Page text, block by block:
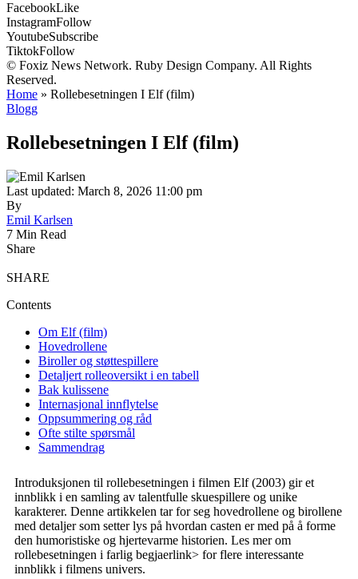
FacebookLike
InstagramFollow
YoutubeSubscribe
TiktokFollow
© Foxiz News Network. Ruby Design Company. All Rights
Reserved.
Home » Rollebesetningen I Elf (film)
Blogg
Rollebesetningen I Elf (film)
Last updated: March 8, 2026 11:00 pm
By
Emil Karlsen
7 Min Read
Share
SHARE
Contents
Om Elf (film)
Hovedrollene
Biroller og støttespillere
Detaljert rolleoversikt i en tabell
Bak kulissene
Internasjonal innflytelse
Oppsummering og råd
Ofte stilte spørsmål
Sammendrag
Introduksjonen til rollebesetningen i filmen Elf (2003) gir et
innblikk i en samling av talentfulle skuespillere og unike
karakterer. Denne artikkelen tar for seg hovedrollene og birollene
med detaljer som setter lys på hvordan casten er med på å forme
den humoristiske og hjertevarme historien. Les mer om
rollebesetningen i farlig begjaerlink> for flere interessante
innblikk i filmens univers.